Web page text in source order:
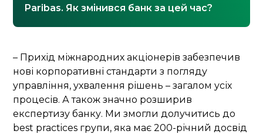
Paribas. Як змінився банк за цей час?
– Прихід міжнародних акціонерів забезпечив
нові корпоративні стандарти з погляду
управління, ухвалення рішень – загалом усіх
процесів. А також значно розширив
експертизу банку. Ми змогли долучитись до
best practices групи, яка має 200-річний досвід